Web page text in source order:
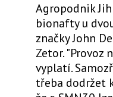
Agropodnik
bionafty u
značky John
Zetor. "Provoz
vyplatí.
třeba dodržet